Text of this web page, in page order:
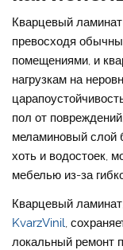
Кварцевый
превосходя
помещениями, и
нагрузкам на
пол от
меламиновый слой
хоть и водостоек,
мебелью из-за
Кварцевый
KvarzVinil,
локальный ремонт